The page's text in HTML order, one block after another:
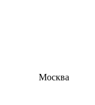
Москва